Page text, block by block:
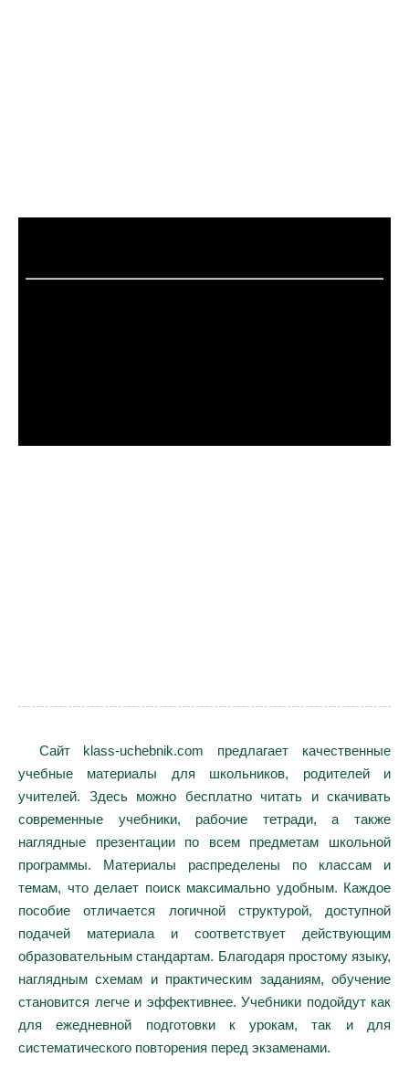
Сайт klass-uchebnik.com предлагает качественные
учебные материалы для школьников, родителей и
учителей. Здесь можно бесплатно читать и скачивать
современные учебники, рабочие тетради, а также
наглядные презентации по всем предметам школьной
программы. Материалы распределены по классам и
темам, что делает поиск максимально удобным. Каждое
пособие отличается логичной структурой, доступной
подачей материала и соответствует действующим
образовательным стандартам. Благодаря простому языку,
наглядным схемам и практическим заданиям, обучение
становится легче и эффективнее. Учебники подойдут как
для ежедневной подготовки к урокам, так и для
систематического повторения перед экзаменами.